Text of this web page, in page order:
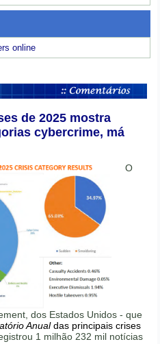
online
de 2025 mostra
cybercrime, má
O
dos Estados Unidos - que
Anualdas principais crises
1 milhão 232 mil notícias